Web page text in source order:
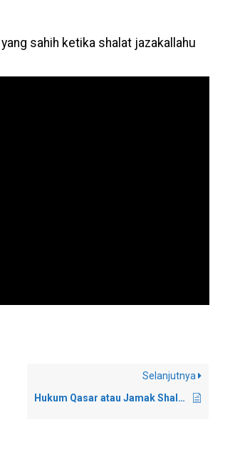
sahih ketika shalat jazakallahu
Selanjutnya
Hukum Qasar atau Jamak Shalat Saat Baru Memulai Safar